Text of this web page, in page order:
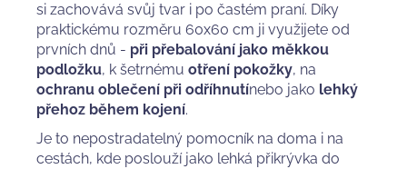
si zachovává svůj tvar i po častém praní. Díky
praktickému rozměru 60x60 cm ji využijete od
prvních dnů - při přebalování jako měkkou
podložku, k šetrnému otření pokožky, na
ochranu oblečení při odříhnutínebo jako lehký
přehoz během kojení.
Je to nepostradatelný pomocník na doma i na
cestách, kde poslouží jako lehká přikrývka do